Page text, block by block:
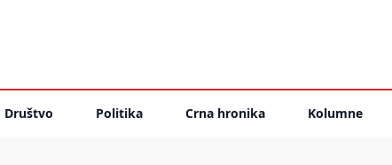
Društvo Politika Crna hronika Kolumne